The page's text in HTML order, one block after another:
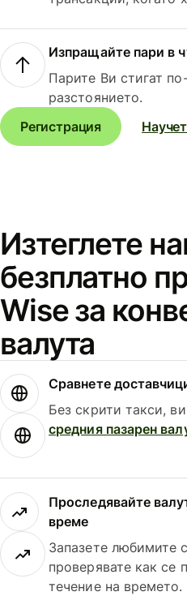
Изпращайте пари в
Парите Ви стигат
разстоянието.
Регистрация
Изтеглете
безплатно
Wise за
валута
Сравнете
Без скрити такси,
средния пазарен
Проследявайте
време
Запазете любимите
проверявате как се
течение на времето.